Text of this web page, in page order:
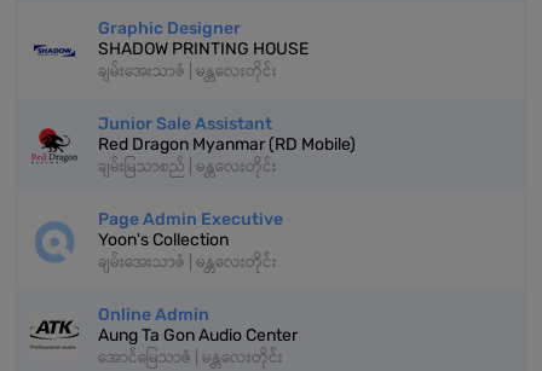
Graphic Designer
SHADOW PRINTING HOUSE
ချမ်းအေးသာဇံ | မန္တလေးတိုင်း
Junior Sale Assistant
Red Dragon Myanmar (RD Mobile)
ချမ်းမြသာစည် | မန္တလေးတိုင်း
Page Admin Executive
Yoon's Collection
ချမ်းအေးသာဇံ | မန္တလေးတိုင်း
Online Admin
Aung Ta Gon Audio Center
အောင်မြေသာဇံ | မန္တလေးတိုင်း